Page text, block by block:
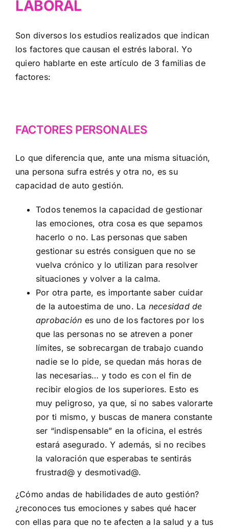
LABORAL
Son diversos los estudios realizados que indican
los factores que causan el estrés laboral. Yo
quiero hablarte en este artículo de 3 familias de
factores:
FACTORES PERSONALES
Lo que diferencia que, ante una misma situación,
una persona sufra estrés y otra no, es su
capacidad de auto gestión.
Todos tenemos la capacidad de gestionar
las emociones, otra cosa es que sepamos
hacerlo o no. Las personas que saben
gestionar su estrés consiguen que no se
vuelva crónico y lo utilizan para resolver
situaciones y volver a la calma.
Por otra parte, es importante saber cuidar
de la autoestima de uno. La necesidad de
aprobación es uno de los factores por los
que las personas no se atreven a poner
límites, se sobrecargan de trabajo cuando
nadie se lo pide, se quedan más horas de
las necesarias… y todo es con el fin de
recibir elogios de los superiores. Esto es
muy peligroso, ya que, si no sabes valorarte
por ti mismo, y buscas de manera constante
ser “indispensable” en la oficina, el estrés
estará asegurado. Y además, si no recibes
la valoración que esperabas te sentirás
frustrad@ y desmotivad@.
¿Cómo andas de habilidades de auto gestión?
¿reconoces tus emociones y sabes qué hacer
con ellas para que no te afecten a la salud y a tus